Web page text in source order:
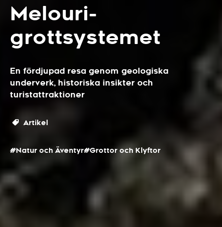
Melouri-
grottsystemet
En fördjupad resa genom geologiska
underverk, historiska insikter och
turistattraktioner
Artikel
#Natur och Äventyr#Grottor och Klyftor